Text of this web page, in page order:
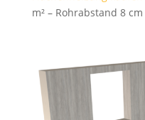
m² – Rohrabstand 8 cm